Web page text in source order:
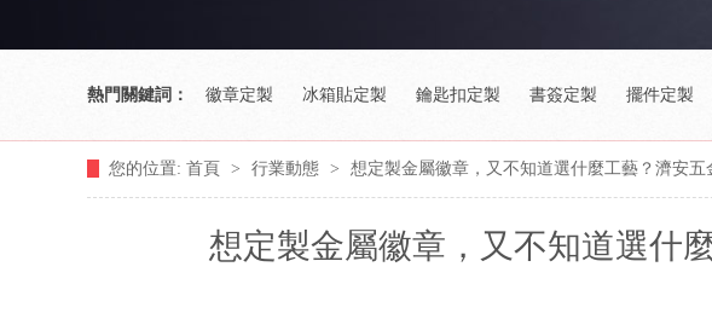
熱門關鍵詞： 徽章定製 冰箱貼定製 鑰匙扣定製 書簽定製 擺件定製
您的位置: 首頁 > 行業動態 > 想定製金屬徽章，又不知道選什麼工藝？濟安五
想定製金屬徽章，又不知道選什